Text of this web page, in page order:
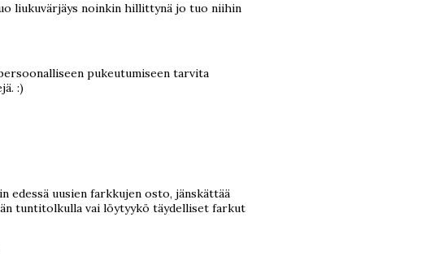
liukuvärjäys noinkin hillittynä jo tuo niihin
pukeutumiseen tarvita
:)
edessä uusien farkkujen osto, jänskättää
tuntitolkulla vai löytyykö täydelliset farkut